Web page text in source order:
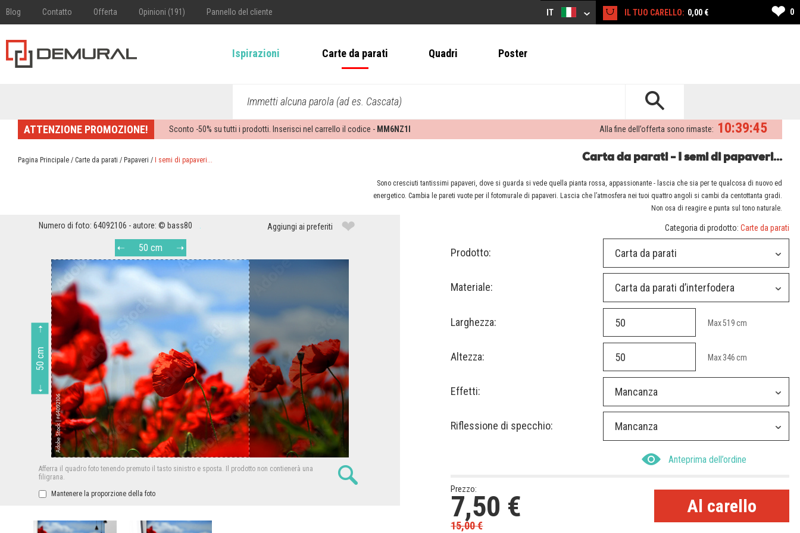
Blog Contatto Offerta Opinioni (191) Pannello del cliente IT IL TUO CARELLO: 0,00 € ❤ 0
Ispirazioni Carte da parati Quadri Poster
Immetti alcuna parola (ad es. Cascata)
ATTENZIONE PROMOZIONE! Sconto -50% su tutti i prodotti. Inserisci nel carrello il codice - MM6NZ1I 10:39:44
Alla fine dell’offerta sono rimaste:
Pagina Principale / Carte da parati / Papaveri / I semi di papaveri... Carta da parati - I semi di papaveri...
Sono cresciuti tantissimi papaveri, dove si guarda si vede quella pianta rossa, appassionante - lascia che sia per te qualcosa di nuovo ed
energetico. Cambia le pareti vuote per il fotomurale di papaveri. Lascia che l’atmosfera nei tuoi quattro angoli si cambi da centottanta gradi.
Non osa di reagire e punta sul tono naturale.
Numero di foto: 64092106 - autore: © bass80 Aggiungi ai preferiti ❤
50 cm
50 cm
Afferra il quadro foto tenendo premuto il tasto sinistro e sposta.
Il prodotto non contienerà una
filigrana.
Mantenere la proporzione della foto
Categoria di prodotto: Carte da parati
Prodotto: Carta da parati
Materiale: Carta da parati d’interfodera
Larghezza: Max519 cm
Altezza: Max346 cm
Effetti: Mancanza
Riflessione di specchio: Mancanza
Anteprima dell’ordine
Prezzo:
7,50 €
15,00€